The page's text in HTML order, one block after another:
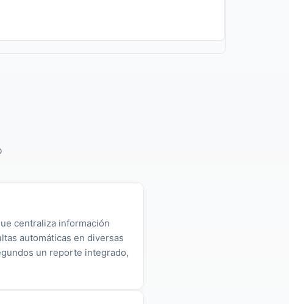
centraliza información
automáticas en diversas
un reporte integrado,